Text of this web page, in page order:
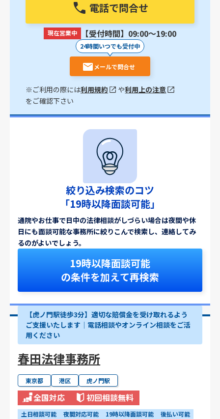
電話で問合せ
現在営業中 【受付時間】09:00〜19:00
24時間いつでも受付中
メールで問合せ
※ご利用の際には利用規約 や利用上の注意
をご確認下さい
絞り込み検索のコツ
「19時以降面談可能」
通院やお仕事で日中の法律相談がしづらい場合は夜間や休
日にも面談可能な事務所に絞りこんで検索し、連絡してみ
るのがよいでしょう。
19時以降面談可能
の条件を加えて再検索
【虎ノ門駅徒歩3分】適切な賠償金を受け取れるよう
ご支援いたします│電話相談やオンライン相談をご活
用ください
春田法律事務所
東京都 港区 虎ノ門駅
全国対応 初回相談無料
土日相談可能 夜間対応可能 19時以降面談可能
後払い可能